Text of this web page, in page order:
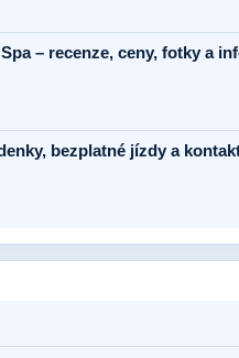
– recenze, ceny, fotky a
bezplatné jízdy a